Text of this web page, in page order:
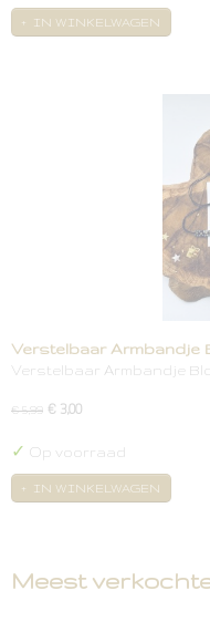
IN WINKELWAGEN
Verstelbaar Armbandje
Verstelbaar Armbandje
€ 5,99 € 3,00
✓ Op voorraad
IN WINKELWAGEN
Meest